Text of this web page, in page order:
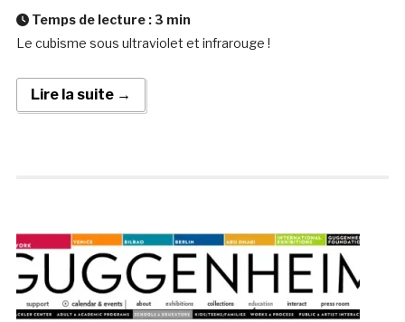
Temps de lecture : 3 min
Le cubisme sous ultraviolet et infrarouge !
Lire la suite →